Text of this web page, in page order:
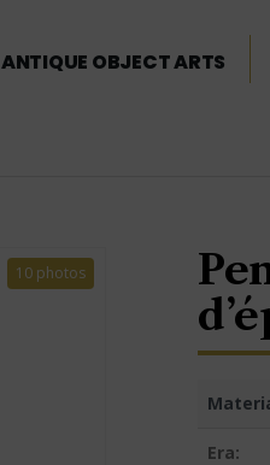
ANTIQUE OBJECT ARTS
10 photos
Era: